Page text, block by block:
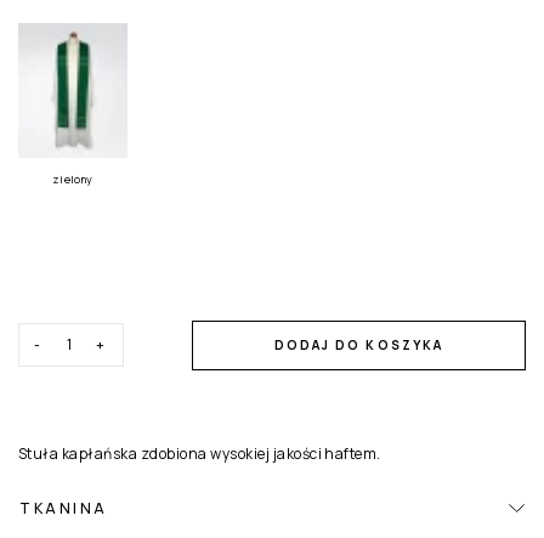
zielony
- + DODAJ DO KOSZYKA
Stuła kapłańska zdobiona wysokiej jakości haftem.
TKANINA